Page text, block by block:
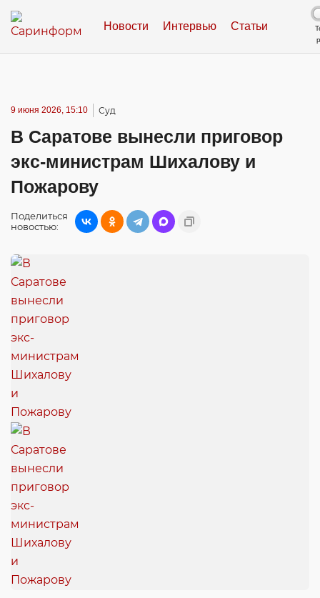
Новости Интервью Статьи
9 июня 2026, 15:10 Суд
В Саратове вынесли приговор
экс-министрам Шихалову и
Пожарову
Поделиться
новостью: